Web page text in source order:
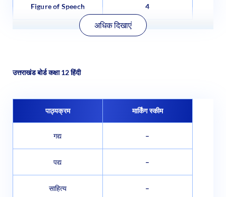
अधिक दिखाएं
पाठ्यक्रम मार्किंग स्कीम
गद्य –
पद्य –
साहित्य –